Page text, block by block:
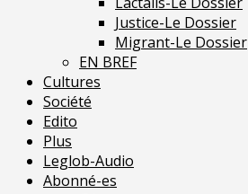
Justice-Le Dossier
Migrant-Le Dossier
EN BREF
Cultures
Société
Edito
Plus
Leglob-Audio
Abonné-es